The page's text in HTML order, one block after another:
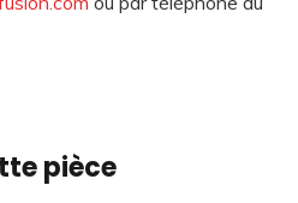
pièce